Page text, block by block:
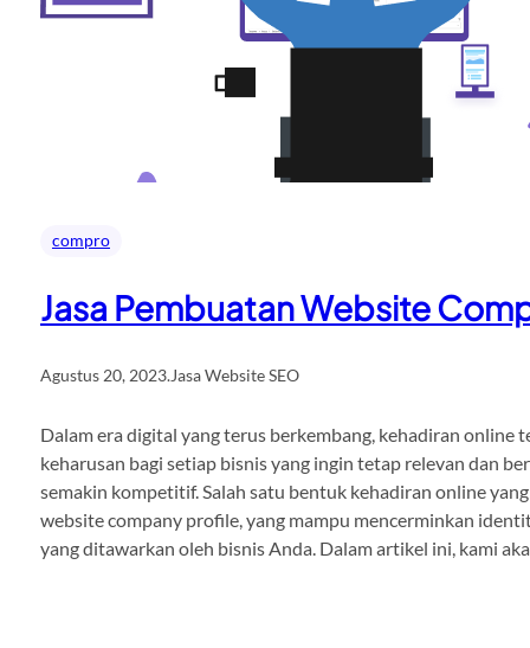
compro
Jasa Pembuatan Website
Agustus 20, 2023.Jasa Website SEO
Dalam era digital yang terus berkembang, kehadiran online
keharusan bagi setiap bisnis yang ingin tetap relevan dan
semakin kompetitif. Salah satu bentuk kehadiran online
website company profile, yang mampu mencerminkan
yang ditawarkan oleh bisnis Anda. Dalam artikel ini, kami